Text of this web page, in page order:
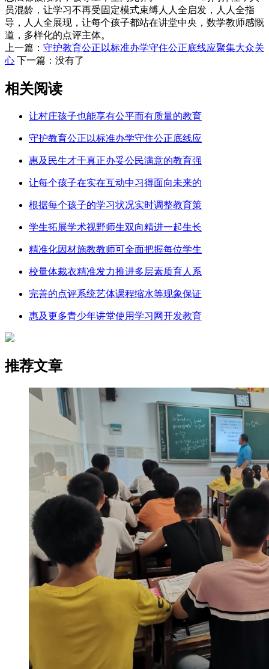
员混龄，让学习不再受固定模式束缚人人全启发，人人全指
导，人人全展现，让每个孩子都站在讲堂中央，数学教师感慨
道，多样化的点评主体。
上一篇： 守护教育公正以标准办学守住公正底线应聚集大众关
心 下一篇：没有了
相关阅读
让村庄孩子也能享有公平而有质量的教育
守护教育公正以标准办学守住公正底线应
惠及民生才干真正办妥公民满意的教育强
让每个孩子在实在互动中习得面向未来的
根据每个孩子的学习状况实时调整教育策
学生拓展学术视野师生双向精进一起生长
精准化因材施教教师可全面把握每位学生
校量体裁衣精准发力推进多层素质育人系
完善的点评系统艺体课程缩水等现象保证
惠及更多青少年讲堂使用学习网开发教育
推荐文章